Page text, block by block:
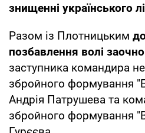
знищенні українського
Разом із Плотницьким
позбавлення волі
заступника командира
збройного формування
Андрія Патрушева та
збройного формування